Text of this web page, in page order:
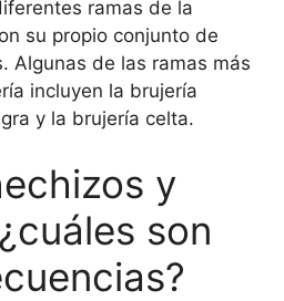
ramas de la
su propio conjunto de
Algunas de las ramas más
incluyen la brujería
y la brujería celta.
y
son